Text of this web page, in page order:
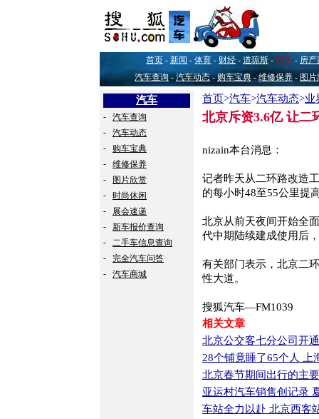
首页 - 新闻 - 体育 - 财经 - 道琼斯 - 汽车 - 房产
汽车查询 - 汽车动态 - 购车宝典 - 维修保养 - 图
汽车
-
汽车查询
-
汽车动态
-
购车宝典
-
维修保养
-
图片欣赏
-
时尚休闲
-
展会速递
-
新车报价查询
-
二手车信息查询
-
完全汽车问答
-
汽车商城
首页>汽车>汽车动态>业
北京斥资3.6亿 让二
nizain本台消息：
记者昨天从二环路改造
的每小时48至55公里提
北京从前天夜间开始全
代中期陆续建成使用后
有关部门表示，北京二
性大道。
搜狐汽车—FM1039
相关文章
北京公交客七分公司开
28个铺竟睡了65个人 上
北京春节期间出行的主
亚运村汽车销售创记录
车站全力以赴 北京西客